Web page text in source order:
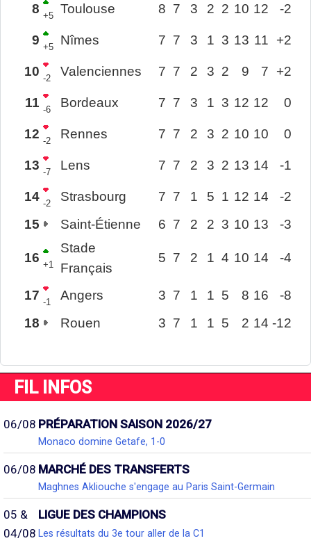
8 +5 Toulouse 8 7 3 2 2 10 12 -2
9 +5 Nîmes 7 7 3 1 3 13 11 +2
10 -2 Valenciennes 7 7 2 3 2 9 7 +2
11 -6 Bordeaux 7 7 3 1 3 12 12 0
12 -2 Rennes 7 7 2 3 2 10 10 0
13 -7 Lens 7 7 2 3 2 13 14 -1
14 -2 Strasbourg 7 7 1 5 1 12 14
-2
15
Saint-Étienne 6 7 2 2 3 10 13 -3
16 +1
Stade
Français
5 7 2 1 4 10 14 -4
17 -1 Angers 3 7 1 1 5 8 16
-8
18
Rouen 3 7 1 1 5 2 14 -12
FIL INFOS
06/08 PRÉPARATION SAISON 2026/27
Monaco domine Getafe, 1-0
06/08 MARCHÉ DES TRANSFERTS
Maghnes Akliouche s'engage au Paris Saint-Germain
05 &
04/08
LIGUE DES CHAMPIONS
Les résultats du 3e tour aller de la C1